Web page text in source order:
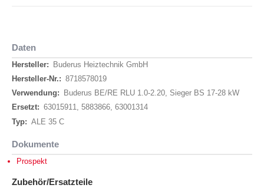
Daten
Daten
Buderus Heiztechnik GmbH
8718578019
Buderus BE/RE RLU 1.0-2.20, Sieger BS 17-28 kW
63015911, 5883866, 63001314
ALE 35 C
Dokumente
Prospekt
Zubehör/Ersatzteile